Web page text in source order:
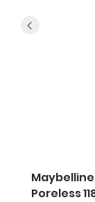
Poreless